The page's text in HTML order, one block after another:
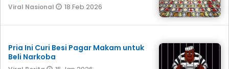
Viral Nasional 18 Feb 2026
Pria Ini Curi Besi Pagar Makam untuk
Beli Narkoba